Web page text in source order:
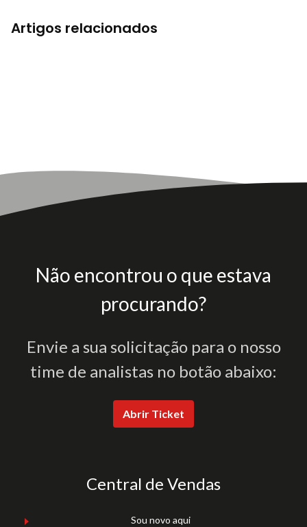
Artigos relacionados
Não encontrou o que estava
procurando?
Envie a sua solicitação para o nosso
time de analistas no botão abaixo:
Abrir Ticket
Central de Vendas
Sou novo aqui